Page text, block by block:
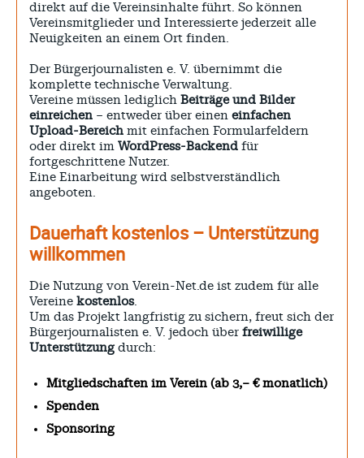
direkt auf die Vereinsinhalte führt. So können
Vereinsmitglieder und Interessierte jederzeit alle
Neuigkeiten an einem Ort finden.
Der Bürgerjournalisten e. V. übernimmt die
komplette technische Verwaltung.
Vereine müssen lediglich Beiträge und Bilder
einreichen – entweder über einen einfachen
Upload-Bereich mit einfachen Formularfeldern
oder direkt im WordPress-Backend für
fortgeschrittene Nutzer.
Eine Einarbeitung wird selbstverständlich
angeboten.
Dauerhaft kostenlos – Unterstützung
willkommen
Die Nutzung von Verein-Net.de ist zudem für alle
Vereine kostenlos.
Um das Projekt langfristig zu sichern, freut sich der
Bürgerjournalisten e. V. jedoch über freiwillige
Unterstützung durch:
Mitgliedschaften im Verein (ab 3,– € monatlich)
Spenden
Sponsoring